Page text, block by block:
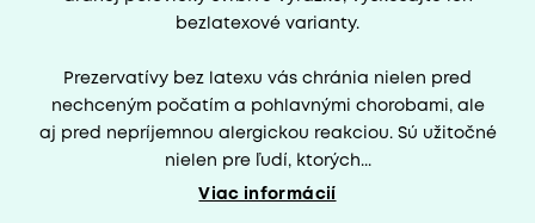
bezlatexové varianty.
Prezervatívy bez latexu vás chránia nielen pred
nechceným počatím a pohlavnými chorobami, ale
aj pred nepríjemnou alergickou reakciou. Sú užitočné
nielen pre ľudí, ktorých...
Viac informácií